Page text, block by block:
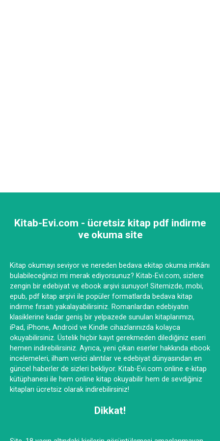
Kitab-Evi.com - ücretsiz kitap pdf indirme
ve okuma site
Kitap okumayı seviyor ve nereden bedava ekitap okuma imkânı
bulabileceğinizi mi merak ediyorsunuz? Kitab-Evi.com, sizlere
zengin bir edebiyat ve ebook arşivi sunuyor! Sitemizde, mobi,
epub, pdf kitap arşivi ile popüler formatlarda bedava kitap
indirme fırsatı yakalayabilirsiniz. Romanlardan edebiyatın
klasiklerine kadar geniş bir yelpazede sunulan kitaplarımızı,
iPad, iPhone, Android ve Kindle cihazlarınızda kolayca
okuyabilirsiniz. Üstelik hiçbir kayıt gerekmeden dilediğiniz eseri
hemen indirebilirsiniz. Ayrıca, yeni çıkan eserler hakkında ebook
incelemeleri, ilham verici alıntılar ve edebiyat dünyasından en
güncel haberler de sizleri bekliyor. Kitab-Evi.com online e-kitap
kütüphanesi ile hem online kitap okuyabilir hem de sevdiğiniz
kitapları ücretsiz olarak indirebilirsiniz!
Dikkat!